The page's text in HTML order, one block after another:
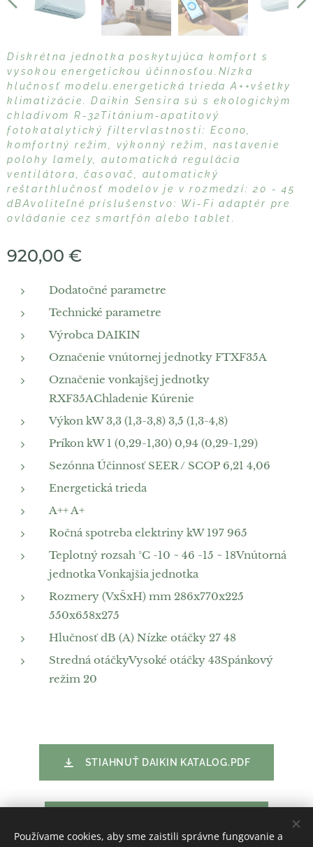
Diskrétna jednotka poskytujúca komfort s
vysokou energetickou účinnosťou.Nízka
hlučnosť modelu.energetická trieda A++všetky
klimatizácie. Daikin Sensira sú s ekologickým
chladivom R-32Titánium-apatitový
fotokatalytický filtervlastnosti: Econo,
komfortný režim, výkonný režim, nastavenie
polohy lamely, automatická regulácia
ventilátora, časovač, automatický
reštarthlučnosť modelov je v rozmedzí: 20 - 45
dBAvoliteľné príslušenstvo: Wi-Fi adaptér pre
ovládanie cez smartfón alebo tablet.
920,00 €
Dodatočné parametre
Technické parametre
Výrobca DAIKIN
Označenie vnútornej jednotky FTXF35A
Označenie vonkajšej jednotky
RXF35AChladenie Kúrenie
Výkon kW 3,3 (1,3-3,8) 3,5 (1,3-4,8)
Príkon kW 1 (0,29-1,30) 0,94 (0,29-1,29)
Sezónna Účinnosť SEER / SCOP 6,21 4,06
Energetická trieda
A++ A+
Ročná spotreba elektriny kW 197 965
Teplotný rozsah °C -10 ~ 46 -15 ~ 18Vnútorná
jednotka Vonkajšia jednotka
Rozmery (VxŠxH) mm 286x770x225
550x658x275
Hlučnosť dB (A) Nízke otáčky 27 48
Stredná otáčkyVysoké otáčky 43Spánkový
režim 20
STIAHNUŤ DAIKIN KATALOG.PDF
Používame cookies, aby sme zaistili správne fungovanie a